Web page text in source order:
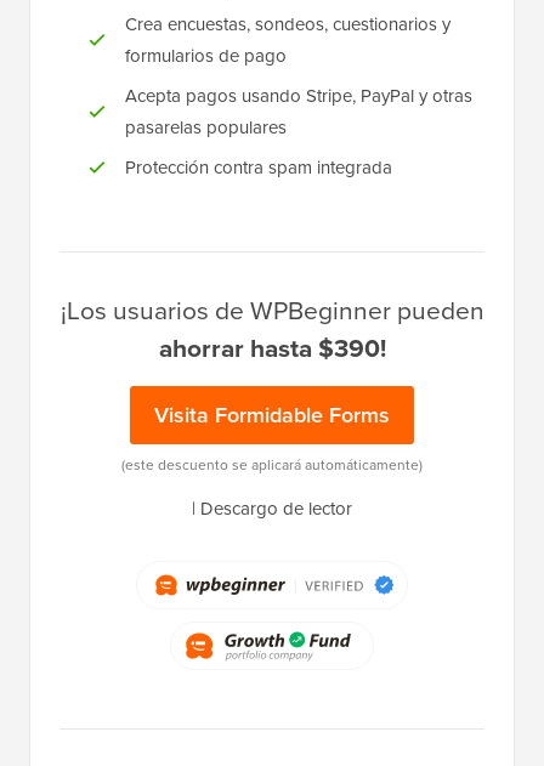
Crea encuestas, sondeos, cuestionarios y
formularios de pago
Acepta pagos usando Stripe, PayPal y otras
pasarelas populares
Protección contra spam integrada
¡Los usuarios de WPBeginner pueden
ahorrar hasta $390!
Visita Formidable Forms
(este descuento se aplicará automáticamente)
| Descargo de lector